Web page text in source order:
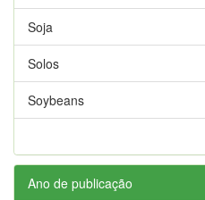
Soja
Solos
Soybeans
Ano de publicação